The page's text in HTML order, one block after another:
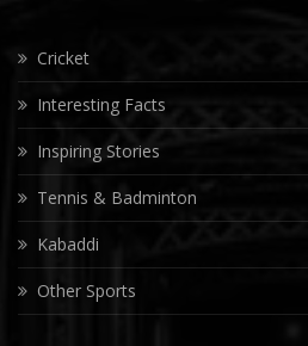
Cricket
Interesting Facts
Inspiring Stories
Tennis & Badminton
Kabaddi
Other Sports